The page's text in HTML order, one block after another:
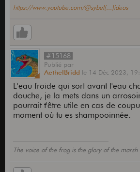
https://www.youtube.com/@sybel(...)ideos
#15168
Publié par
AethelBridd le 14 Déc 2023,
L'eau froide qui sort avant l'eau
douche, je la mets dans un
pourrait t'être utile en cas de
moment où tu es shampooinnée.
The voice of the frog is the glory of the marsh